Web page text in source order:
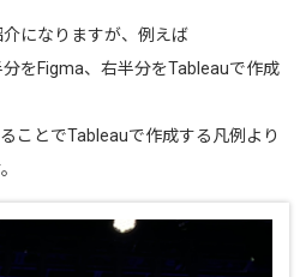
になりますが、例えば
をFigma、右半分をTableauで作成
ことでTableauで作成する凡例より